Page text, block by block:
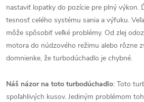
nastaviť lopatky do pozície pre plný výkon.
tesnosť celého systému sania a výfuku.
môže spôsobiť veľké problémy. Od zlej
motora do núdzového režimu alebo rôzne
domnienke, že turbodúchadlo je chybné.
Náš názor na toto turbodúchadlo: Toto
spoľahlivých kusov. Jediným problémom